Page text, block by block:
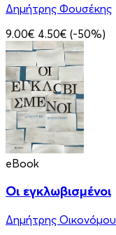
Δημήτρης Φουσέκης
9.00€ 4.50€ (-50%)
eBook
Οι εγκλωβισμένοι
Δημήτρης Οικονόμου